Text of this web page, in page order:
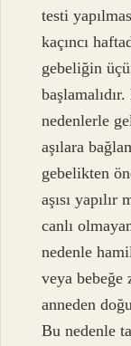
testi
kaçıncı
gebeliğin
nedenlerle
aşılara
gebelikten
aşısı yapılır
canlı
nedenle
veya bebeğe
anneden
Bu nedenle